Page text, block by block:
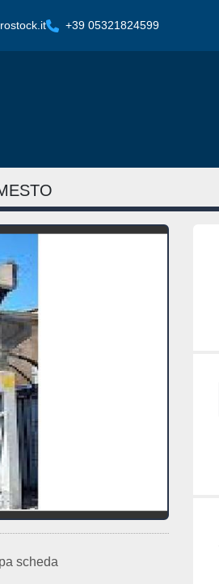
+39 05321824599
scheda